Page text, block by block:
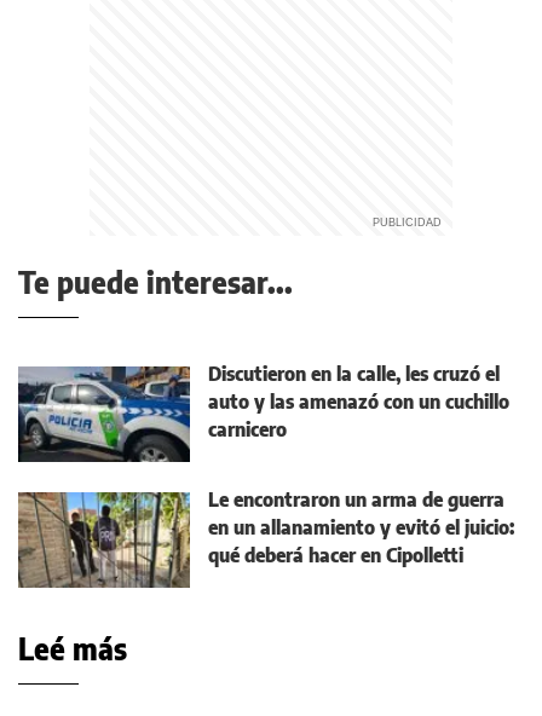
Te puede interesar...
Discutieron en la calle, les cruzó el
auto y las amenazó con un cuchillo
carnicero
Le encontraron un arma de guerra
en un allanamiento y evitó el juicio:
qué deberá hacer en Cipolletti
Leé más